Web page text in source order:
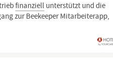
finanziell unterstützt und die
zur Beekeeper Mitarbeiterapp,